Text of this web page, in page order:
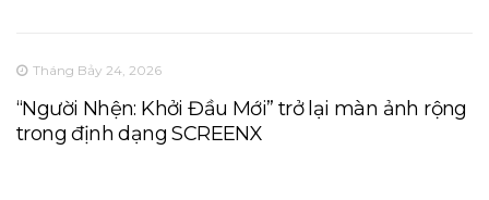
Tháng Bảy 24, 2026
“Người Nhện: Khởi Đầu Mới” trở lại màn ảnh rộng
trong định dạng SCREENX